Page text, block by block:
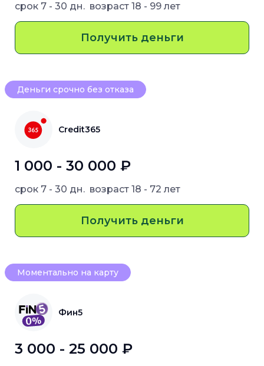
срок 7 - 30 дн. возраст 18 - 99 лет
Получить деньги
Деньги срочно без отказа
Credit365
1 000 - 30 000 ₽
срок 7 - 30 дн. возраст 18 - 72 лет
Получить деньги
Моментально на карту
Фин5
3 000 - 25 000 ₽